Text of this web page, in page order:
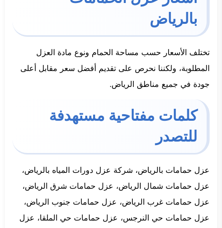
بالرياض
تختلف الأسعار حسب مساحة الحمام ونوع مادة العزل
المطلوبة، ولكننا نحرص على تقديم أفضل سعر مقابل أعلى
جودة في جميع مناطق الرياض.
كلمات مفتاحية مستهدفة
للتصدر
عزل حمامات بالرياض، شركة عزل دورات المياه بالرياض،
عزل حمامات شمال الرياض، عزل حمامات شرق الرياض،
عزل حمامات غرب الرياض، عزل حمامات جنوب الرياض،
عزل حمامات حي النرجس، عزل حمامات حي الملقا، عزل